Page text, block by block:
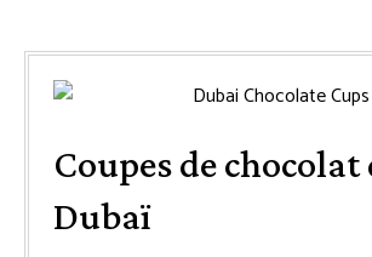
Coupes de chocolat
Dubaï